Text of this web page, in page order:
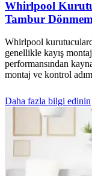
Whirlpool
Tambur
Whirlpool
genellikle kayış
performansından
montaj ve kontrol
Daha fazla bilgi edinin